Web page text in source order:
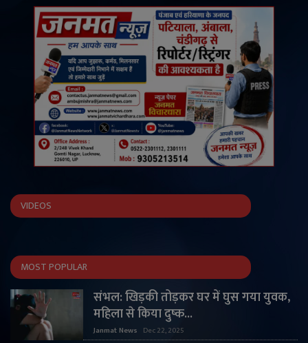
VIDEOS
MOST POPULAR
संभल: खिड़की तोड़कर घर में घुस गया युवक,
महिला से किया दुष्क...
Janmat News Dec 22, 2025